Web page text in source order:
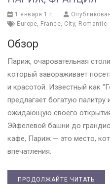
1 января 1 г.
Europe, France, City, Romantic
Обзор
Париж, очаровательная
который завораживает
и красотой. Известный как
предлагает богатую палитру
ожидающую своего
Эйфелевой башни до
кафе, Париж — это место,
впечатления.
ПРОДОЛЖАЙТЕ ЧИТАТЬ